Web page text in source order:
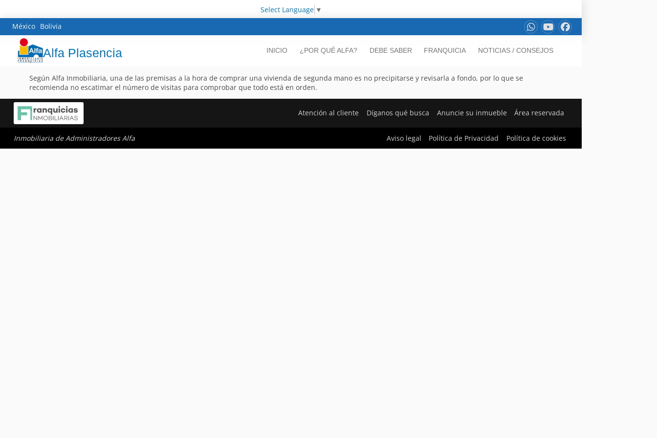
Select Language ▼
México Bolivia
Alfa Plasencia INICIO ¿POR QUÉ ALFA? DEBE SABER FRANQUICIA NOTICIAS / CONSEJOS
Según Alfa Inmobiliaria, una de las premisas a la hora de comprar una vivienda de segunda mano es no precipitarse y revisarla a fondo, por lo que se
recomienda no escatimar el número de visitas para comprobar que todo está en orden.
Atención al cliente Díganos qué busca Anuncie su inmueble Área reservada
Inmobiliaria de Administradores Alfa Aviso legal Política de Privacidad Política de cookies